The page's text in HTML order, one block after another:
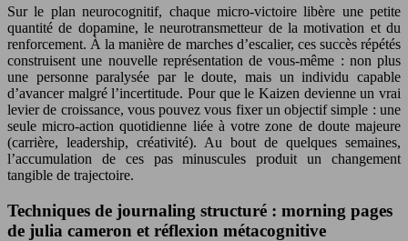
Sur le plan neurocognitif, chaque micro-victoire libère une petite
quantité de dopamine, le neurotransmetteur de la motivation et du
renforcement. À la manière de marches d’escalier, ces succès répétés
construisent une nouvelle représentation de vous-même : non plus
une personne paralysée par le doute, mais un individu capable
d’avancer malgré l’incertitude. Pour que le Kaizen devienne un vrai
levier de croissance, vous pouvez vous fixer un objectif simple : une
seule micro-action quotidienne liée à votre zone de doute majeure
(carrière, leadership, créativité). Au bout de quelques semaines,
l’accumulation de ces pas minuscules produit un changement
tangible de trajectoire.
Techniques de journaling structuré : morning pages
de julia cameron et réflexion métacognitive